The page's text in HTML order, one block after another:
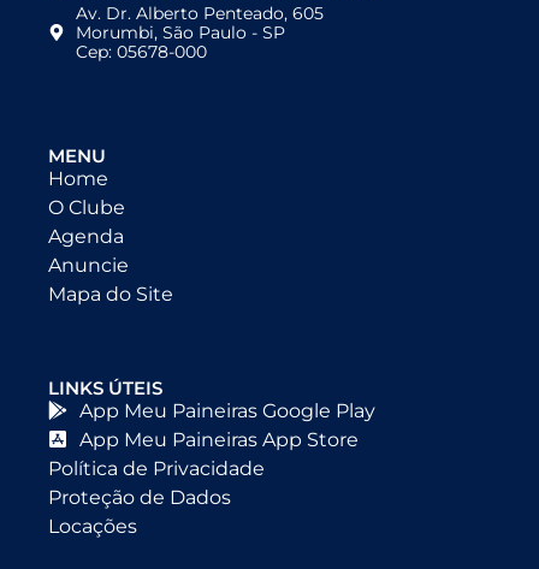
Av. Dr. Alberto Penteado, 605
Morumbi, São Paulo - SP
Cep: 05678-000
MENU
Home
O Clube
Agenda
Anuncie
Mapa do Site
LINKS ÚTEIS
App Meu Paineiras Google Play
App Meu Paineiras App Store
Política de Privacidade
Proteção de Dados
Locações